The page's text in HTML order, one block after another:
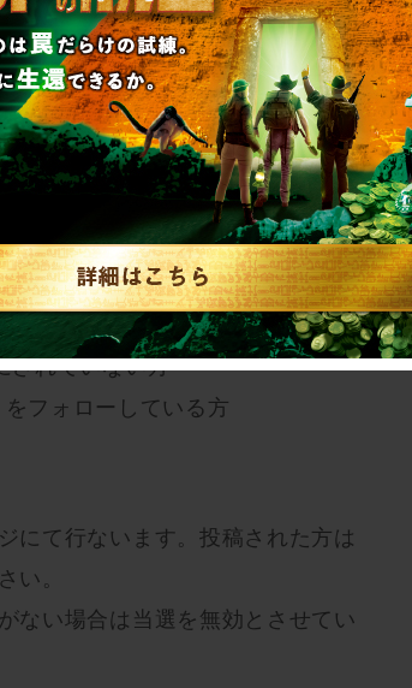
数が各条件を達成した時点で、対
選を行ないます。
で完了となります。
されていない方
をフォローしている方
にて行ないます。投稿された方は
い。
ない場合は当選を無効とさせてい